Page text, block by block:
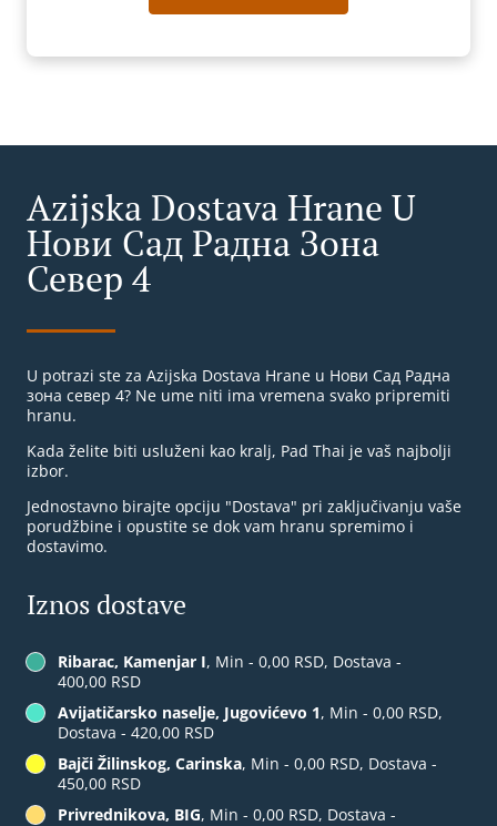
Azijska Dostava Hrane U
Нови Сад Радна Зона
Север 4
U potrazi ste za Azijska Dostava Hrane u Нови Сад Радна
зона север 4? Ne ume niti ima vremena svako pripremiti
hranu.
Kada želite biti usluženi kao kralj, Pad Thai je vaš najbolji
izbor.
Jednostavno birajte opciju "Dostava" pri zaključivanju vaše
porudžbine i opustite se dok vam hranu spremimo i
dostavimo.
Iznos dostave
Ribarac, Kamenjar I, Min - 0,00 RSD, Dostava -
400,00 RSD
Avijatičarsko naselje, Jugovićevo 1, Min - 0,00 RSD,
Dostava - 420,00 RSD
Bajči Žilinskog, Carinska, Min - 0,00 RSD, Dostava -
450,00 RSD
Privrednikova, BIG, Min - 0,00 RSD, Dostava -